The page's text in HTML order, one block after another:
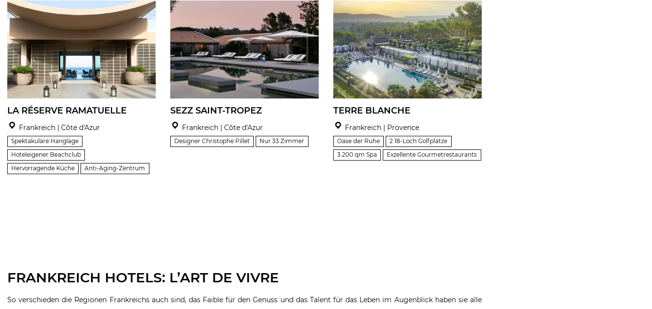
LA RÉSERVE RAMATUELLE
Frankreich | Côte d'Azur
Spektakuläre Hanglage
Hoteleigener Beachclub
Hervorragende Küche
Anti-Aging-Zentrum
SEZZ SAINT-TROPEZ
Frankreich | Côte d'Azur
Designer Christophe Pillet Nur 33 Zimmer
TERRE BLANCHE
Frankreich | Provence
Oase der Ruhe
2 18-Loch Golfplätze
3.200 qm Spa
Exzellente Gourmetrestaurants
FRANKREICH HOTELS: L’ART DE VIVRE
So verschieden die Regionen Frankreichs auch sind, das Faible für den Genuss und das Talent für das Leben im Augenblick haben sie alle